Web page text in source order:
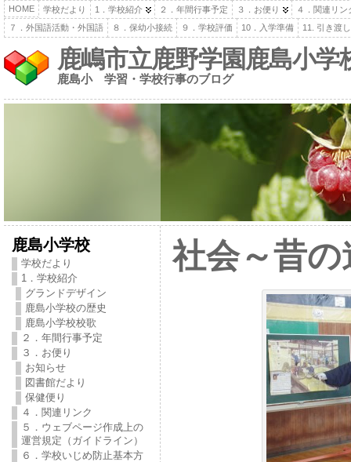
HOME 学校だより 1．学校紹介 ２．年間行事予定 ３．お便り
４．関連リン
７．外国語活動・外国語
８．保幼小接続 ９．学校評価 10．入学準備 11. 引き渡
鹿嶋市立鹿野学園鹿島小学
鹿島小 学習・学校行事のブログ
鹿島小学校
学校だより
1．学校紹介
グランドデザイン
鹿島小学校の歴史
鹿島小学校校歌
２．年間行事予定
３．お便り
お知らせ
図書館だより
保健便り
４．関連リンク
５．ウェブページ作成上の
運営規定（ガイドライン）
６．学校いじめ防止基本方
社会～昔の